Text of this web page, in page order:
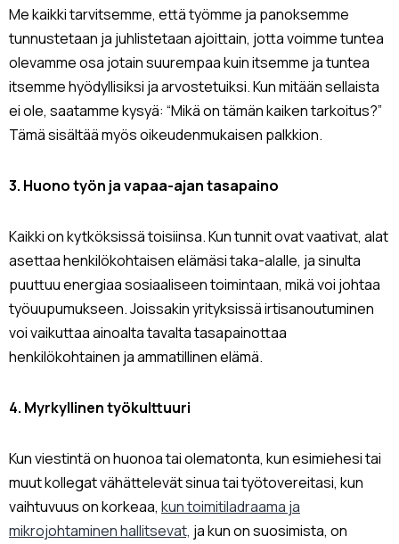
Me kaikki tarvitsemme, että työmme ja panoksemme
tunnustetaan ja juhlistetaan ajoittain, jotta voimme tuntea
olevamme osa jotain suurempaa kuin itsemme ja tuntea
itsemme hyödyllisiksi ja arvostetuiksi. Kun mitään sellaista
ei ole, saatamme kysyä: “Mikä on tämän kaiken tarkoitus?”
Tämä sisältää myös oikeudenmukaisen palkkion.
3. Huono työn ja vapaa-ajan tasapaino
Kaikki on kytköksissä toisiinsa. Kun tunnit ovat vaativat, alat
asettaa henkilökohtaisen elämäsi taka-alalle, ja sinulta
puuttuu energiaa sosiaaliseen toimintaan, mikä voi johtaa
työuupumukseen. Joissakin yrityksissä irtisanoutuminen
voi vaikuttaa ainoalta tavalta tasapainottaa
henkilökohtainen ja ammatillinen elämä.
4. Myrkyllinen työkulttuuri
Kun viestintä on huonoa tai olematonta, kun esimiehesi tai
muut kollegat vähättelevät sinua tai työtovereitasi, kun
vaihtuvuus on korkeaa, kun toimitiladraama ja
mikrojohtaminen hallitsevat, ja kun on suosimista, on